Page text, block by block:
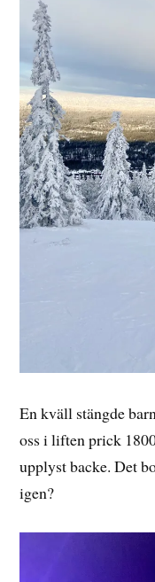
En kväll stängde
oss i liften prick
upplyst backe. Det
igen?